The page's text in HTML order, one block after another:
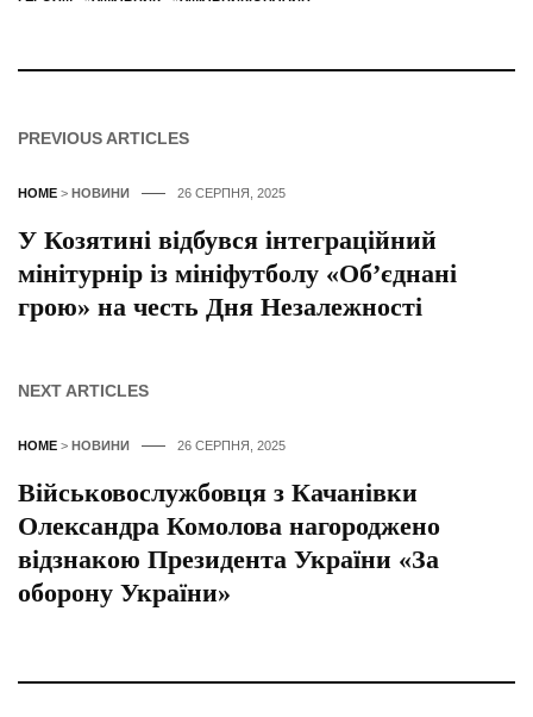
PREVIOUS ARTICLES
HOME > НОВИНИ 26 СЕРПНЯ, 2025
У Козятині відбувся інтеграційний
мінітурнір із мініфутболу «Об’єднані
грою» на честь Дня Незалежності
NEXT ARTICLES
HOME > НОВИНИ 26 СЕРПНЯ, 2025
Військовослужбовця з Качанівки
Олександра Комолова нагороджено
відзнакою Президента України «За
оборону України»